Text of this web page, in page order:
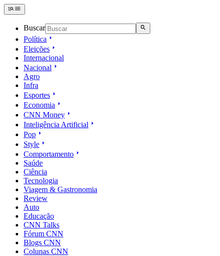
Buscar
Política
Eleições
Internacional
Nacional
Agro
Infra
Esportes
Economia
CNN Money
Inteligência Artificial
Pop
Style
Comportamento
Saúde
Ciência
Tecnologia
Viagem & Gastronomia
Review
Auto
Educação
CNN Talks
Fórum CNN
Blogs CNN
Colunas CNN